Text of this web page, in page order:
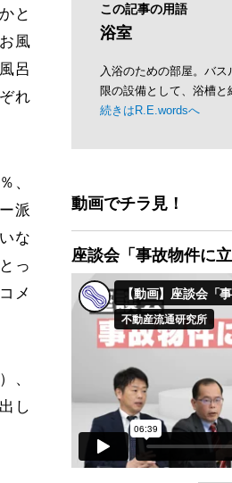
と
風
呂
れ
、
派
な
っ
メ
、
し
この記事の用語
浴室
入浴のための部屋。バ
限の設備として、浴槽と
続きはR.E.wordsへ
動画でチラ見！
座談会「事故物件に立